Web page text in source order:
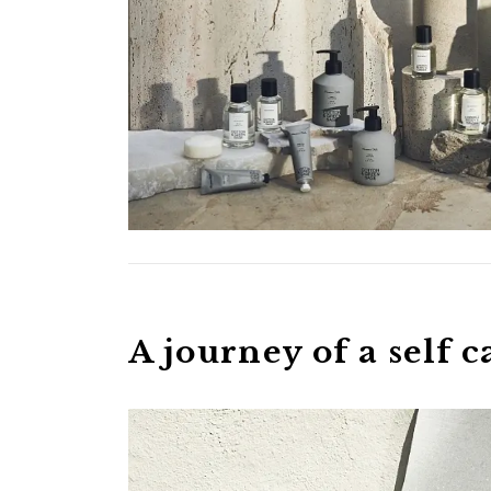
A journey of a self